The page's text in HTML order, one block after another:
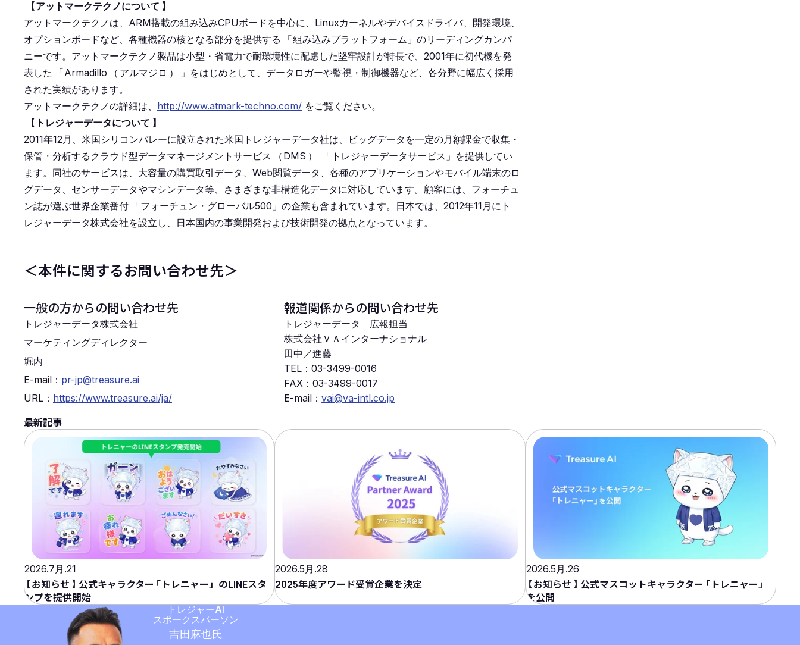
【アットマークテクノについて 】
アットマークテクノは、ARM搭載の組み込みCPUボードを中心に、Linuxカーネルやデバイスドライバ、開発環境、
オプションボードなど、各種機器の核となる部分を提供する
「組み込みプラットフォーム」のリーディングカンパ
ニーです。アットマークテクノ製品は小型・省電力で耐環境性に配慮した堅牢設計が特長で、2001年に初代機を発
表した
「Armadillo （ アルマジロ ）
」をはじめとして、データロガーや監視・制御機器など、各分野に幅広く採用
された実績があります。
アットマークテクノの詳細は、 http://www.atmark-techno.com/ をご覧ください。
【 トレジャーデータについて 】
2011年12月、米国シリコンバレーに設立された米国トレジャーデータ社は、ビッグデータを一定の月額課金で収集・
保管・分析するクラウド型データマネージメントサービス
（ DMS ） 「 トレジャーデータサービス」を提供してい
ます。同社のサービスは、大容量の購買取引データ、Web閲覧データ、各種のアプリケーションやモバイル端末のロ
グデータ、センサーデータやマシンデータ等、さまざまな非構造化データに対応しています。顧客には、フォーチュ
ン誌が選ぶ世界企業番付 「フォーチュン・グローバル500」の企業も含まれています。日本では、2012年11月にト
レジャーデータ株式会社を設立し、日本国内の事業開発および技術開発の拠点となっています。
＜本件に関するお問い合わせ先＞
一般の方からの問い合わせ先
トレジャーデータ株式会社
マーケティングディレクター
堀内
E-mail： pr-jp@treasure.ai
URL： https://www.treasure.ai/ja/
報道関係からの問い合わせ先
トレジャーデータ 広報担当
株式会社ＶＡインターナショナル
田中／進藤
TEL： 03-3499-0016
FAX： 03-3499-0017
E-mail： vai@va-intl.co.jp
最新記事
2026.7月.21
【お知らせ 】 公式キャラクター 「 トレニャー」のLINEスタ
ンプを提供開始
2026.5月.28
2025年度アワード受賞企業を決定
2026.5月.26
【お知らせ 】 公式マスコットキャラクター 「 トレニャー」
を公開
トレジャーAI
スポークスパーソン
吉田麻也氏